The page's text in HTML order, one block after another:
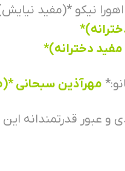
نیکو *(مفید
دخترانه)*
مهرآذین سبحانی
و عبور قدرتمندانه